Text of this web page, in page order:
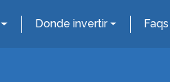
Donde invertir Faqs